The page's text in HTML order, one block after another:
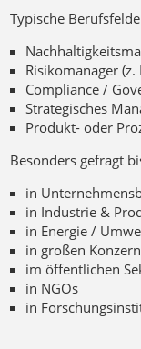
Typische
Risikomanager
Compliance /
Strategisches
Produkt- oder
Besonders gefragt
in
in Industrie &
in Energie /
in großen
im öffentlichen
in NGOs
in